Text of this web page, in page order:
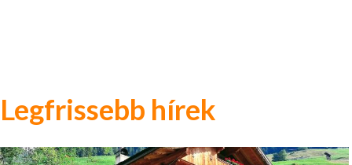
Legfrissebb hírek